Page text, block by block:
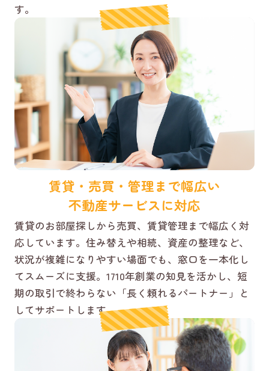
す。
賃貸・売買・管理まで幅広い
不動産サービスに対応
賃貸のお部屋探しから売買、賃貸管理まで幅広く対
応しています。住み替えや相続、資産の整理など、
状況が複雑になりやすい場面でも、窓口を一本化し
てスムーズに支援。1710年創業の知見を活かし、短
期の取引で終わらない「長く頼れるパートナー」と
してサポートします。